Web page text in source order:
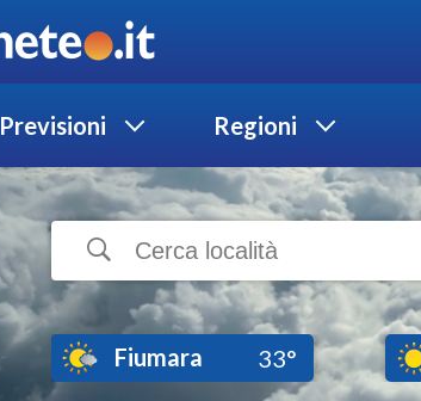
Previsioni Regioni
Fiumara 33°